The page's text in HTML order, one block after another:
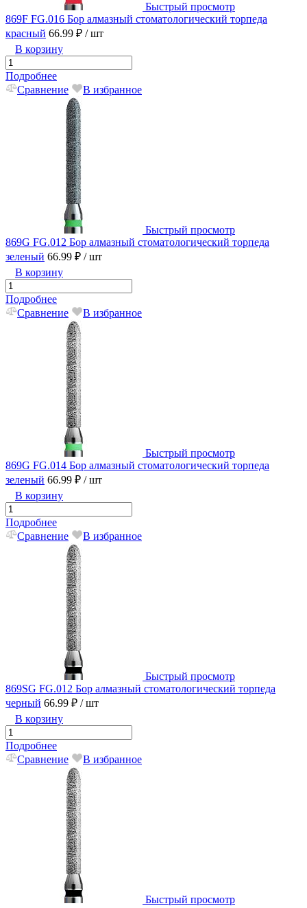
Быстрый просмотр
869F FG.016 Бор алмазный стоматологический торпеда
красный 66.99 ₽ / шт
В корзину
Подробнее
Сравнение
В избранное
Быстрый просмотр
869G FG.012 Бор алмазный стоматологический торпеда
зеленый 66.99 ₽ / шт
В корзину
Подробнее
Сравнение
В избранное
Быстрый просмотр
869G FG.014 Бор алмазный стоматологический торпеда
зеленый 66.99 ₽ / шт
В корзину
Подробнее
Сравнение
В избранное
Быстрый просмотр
869SG FG.012 Бор алмазный стоматологический торпеда
черный 66.99 ₽ / шт
В корзину
Подробнее
Сравнение
В избранное
Быстрый просмотр